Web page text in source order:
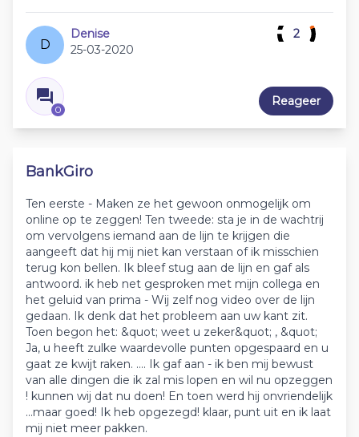
D
Denise
25-03-2020
0
2
Reageer
BankGiro
Ten eerste - Maken ze het gewoon onmogelijk om
online op te zeggen! Ten tweede: sta je in de wachtrij
om vervolgens iemand aan de lijn te krijgen die
aangeeft dat hij mij niet kan verstaan of ik misschien
terug kon bellen. Ik bleef stug aan de lijn en gaf als
antwoord. ik heb net gesproken met mijn collega en
het geluid van prima - Wij zelf nog video over de lijn
gedaan. Ik denk dat het probleem aan uw kant zit.
Toen begon het: &quot; weet u zeker&quot; , &quot;
Ja, u heeft zulke waardevolle punten opgespaard en u
gaat ze kwijt raken. .... Ik gaf aan - ik ben mij bewust
van alle dingen die ik zal mis lopen en wil nu opzeggen
! kunnen wij dat nu doen! En toen werd hij onvriendelijk
...maar goed! Ik heb opgezegd! klaar, punt uit en ik laat
mij niet meer pakken.